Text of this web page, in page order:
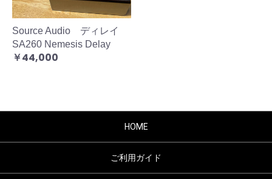
Source Audio ディレイ
SA260 Nemesis Delay
￥44,000
HOME
ご利用ガイド